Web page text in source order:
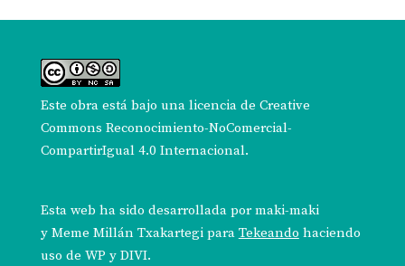
Este obra está bajo una licencia de Creative
Commons Reconocimiento-NoComercial-
CompartirIgual 4.0 Internacional.
Esta web ha sido desarrollada pormaki-maki
y Meme Millán Txakartegipara Tekeando haciendo
uso de WP y DIVI.